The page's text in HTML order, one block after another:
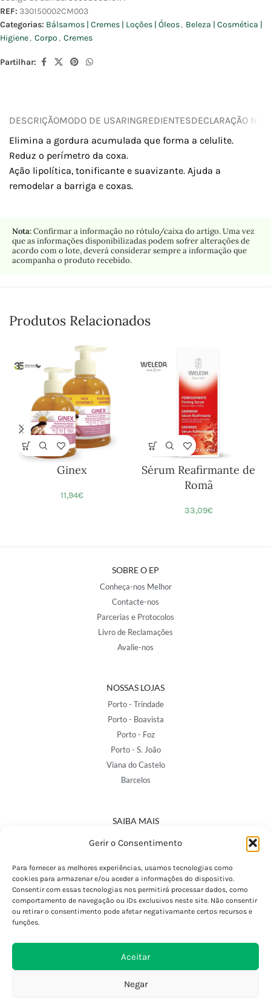
Gerir o Consentimento
Para fornecer as melhores experiências, usamos tecnologias como
cookies para armazenar e/ou aceder a informações do dispositivo.
Consentir com essas tecnologias nos permitirá processar dados, como
comportamento de navegação ou IDs exclusivos neste site. Não consentir
ou retirar o consentimento pode afetar negativamante certos recursos e
funções.
Aceitar
Negar
REF: 330150002CM003
Categorias: Bálsamos | Cremes | Loções | Óleos, Beleza | Cosmética |
Higiene, Corpo , Cremes
Partilhar:
DESCRIÇÃOMODO DE USARINGREDIENTESDECLARAÇÃO
Elimina a gordura acumulada que forma a celulite.
Reduz o perímetro da coxa.
Ação lipolítica, tonificante e suavizante. Ajuda a
remodelar a barriga e coxas.
Nota:Confirmar a informação no rótulo/caixa do artigo. Uma vez
que as informações disponibilizadas podem sofrer alterações de
acordo com o lote, deverá considerar sempre a informação que
acompanha o produto recebido.
Produtos Relacionados
Ginex
11,94€
Sérum Reafirmante de
Romã
33,09€
SOBRE O EP
Conheça-nos Melhor
Contacte-nos
Parcerias e Protocolos
Livro de Reclamações
Avalie-nos
NOSSAS LOJAS
Porto - Trindade
Porto - Boavista
Porto - Foz
Porto - S. João
Viana do Castelo
Barcelos
SAIBA MAIS
Política de Privacidade
Termos e Condições
Perguntas Frequentes
Custos de Envio
Encomendas Internacionais
Devoluções e Trocas